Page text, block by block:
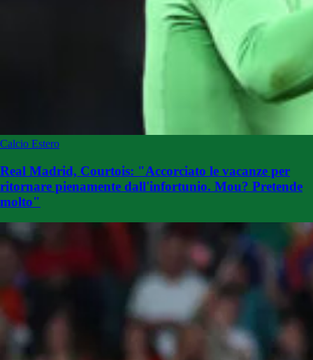
Calcio Estero
Real Madrid, Courtois: "Accorciato le vacanze per
ritornare pienamente dall'infortunio. Mou? Pretende
molto"